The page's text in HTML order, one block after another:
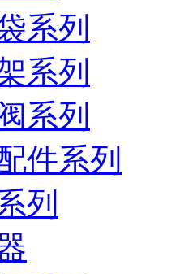
系列
系列
系列
件系列
列